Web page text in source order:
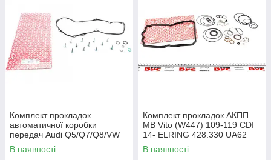
Комплект прокладок
автоматичної коробки
передач Audi Q5/Q7/Q8/VW
Touareg 3.0 TDI 15- ELRING
982.150 UA62
В наявності
Комплект прокладок АКПП
MB Vito (W447) 109-119 CDI
14- ELRING 428.330 UA62
В наявності